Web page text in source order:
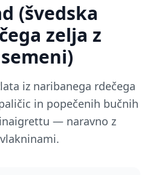
(švedska
zelja z
iz naribanega rdečega
in popečenih bučnih
— naravno z